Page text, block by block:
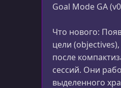
Goal Mode GA
Что нового:
цели
после
сессий. Они
выделенного